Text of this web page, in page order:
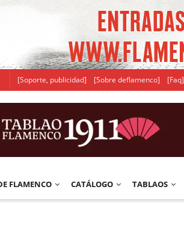
[Soporte, publicidad] [Sobre deflamenco] [Faq]
FLAMENCO CATÁLOGO TABLAOS